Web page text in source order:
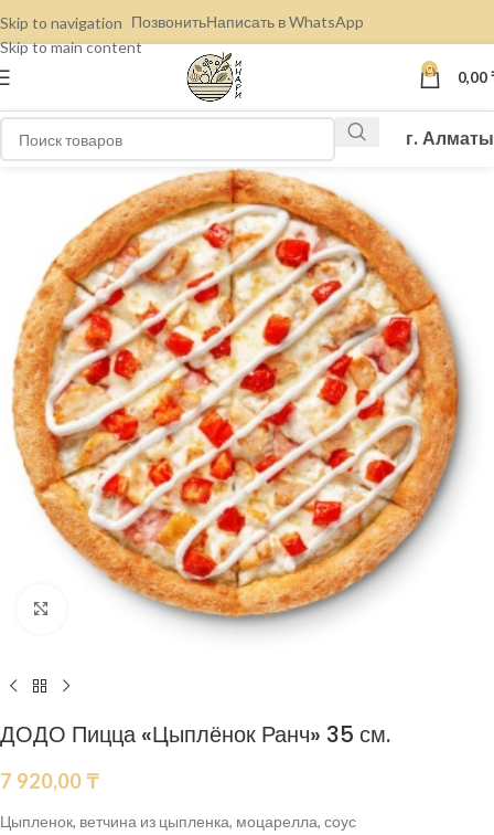
Skip to navigation
Skip to main content
ПозвонитьНаписать в WhatsApp
0 0,00
г. Алматы
Нажмите, чтобы увеличить
ДОДО Пицца «Цыплёнок Ранч» 35 см.
7 920,00 ₸
Цыпленок, ветчина из цыпленка, моцарелла, соус